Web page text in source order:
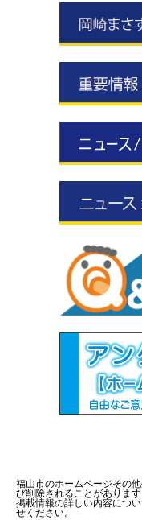
福山市のホームページその
び削除されることがあります
掲載情報の詳しい内容につ
せください。